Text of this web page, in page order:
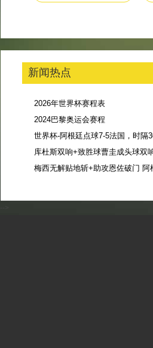
新闻热点
2026年世界杯赛程表
2024巴黎奥运会赛程
库杜斯双响+致胜球曹圭成头球双